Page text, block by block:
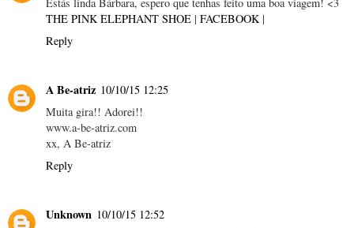
THE PINK ELEPHANT SHOE | FACEBOOK|
Reply
A Be-atriz 10/10/15 12:25
Muita gira!! Adorei!!
www.a-be-atriz.com
xx, A Be-atriz
Reply
Unknown 10/10/15 12:52